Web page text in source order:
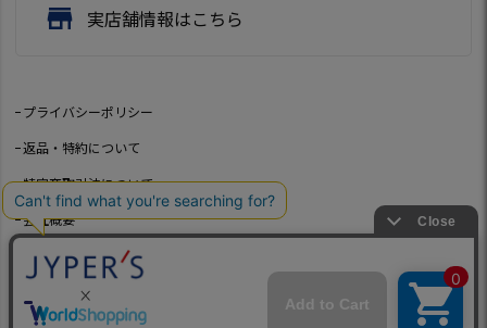
store 実店舗情報はこちら
プライバシーポリシー
返品・特約について
特定商取引法について
会社概要
よくあるご質問
お問い合わせ